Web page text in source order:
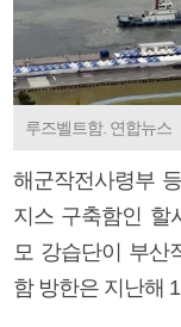
루즈벨트함. 연합뉴스
해군작전사령부
지스 구축함인 할
모 강습단이 부산
함 방한은 지난해